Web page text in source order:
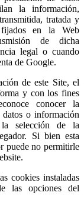
la información,
tratada y
en la Web
de dicha
legal o cuando
de Google.
de este Site, el
y con los fines
conocer la
o información
selección de la
Si bien esta
puede no permitirle
cookies instaladas
las opciones del